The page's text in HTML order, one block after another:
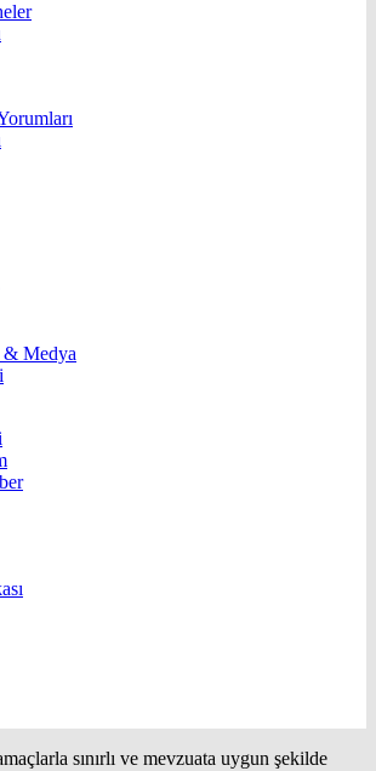
Medya
sınırlı ve mevzuata uygun şekilde